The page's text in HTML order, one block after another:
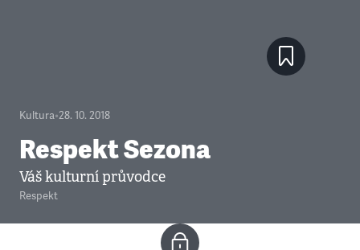
Kultura•28. 10. 2018
Respekt Sezona
Váš kulturní průvodce
Respekt